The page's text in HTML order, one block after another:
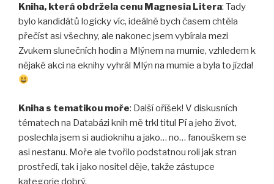
Kniha, která obdržela cenu Magnesia Litera: Tady
bylo kandidátů logicky víc, ideálně bych časem chtěla
přečíst asi všechny, ale nakonec jsem vybírala mezi
Zvukem slunečních hodin a Mlýnem na mumie, vzhledem k
nějaké akci na eknihy vyhrál Mlýn na mumie a byla to jízda!
Kniha s tematikou moře: Další oříšek! V diskusních
tématech na Databázi knih mě trkl titul Pí a jeho život,
poslechla jsem si audioknihu a jako… no… fanouškem se
asi nestanu. Moře ale tvořilo podstatnou roli jak stran
prostředí, tak i jako nositel děje, takže zástupce
kategorie dobrý.